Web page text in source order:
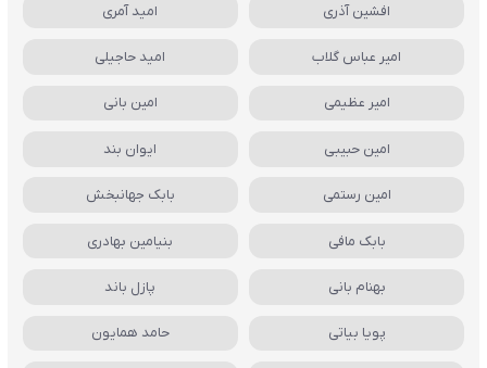
افشین آذری امید آمری
امیر عباس گلاب امید حاجیلی
امیر عظیمی امین بانی
امین حبیبی ایوان بند
امین رستمی بابک جهانبخش
بابک مافی بنیامین بهادری
بهنام بانی پازل باند
پویا بیاتی حامد همایون